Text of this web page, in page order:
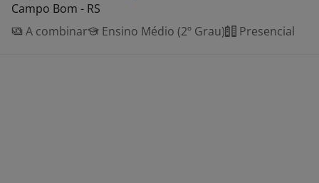
Campo Bom - RS
A combinar
Ensino Médio (2º Grau) Presencial